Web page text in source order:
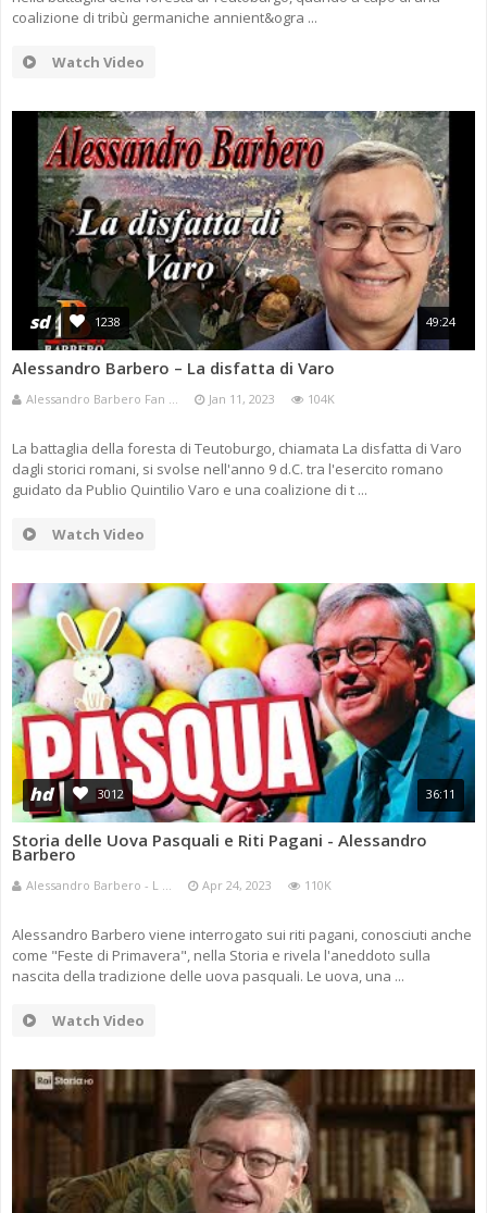
coalizione di tribù germaniche annient&ogra ...
Watch Video
sd 1238 49:24
Alessandro Barbero – La disfatta di Varo
Alessandro Barbero Fan ... Jan 11, 2023 104K
La battaglia della foresta di Teutoburgo, chiamata La disfatta di Varo
dagli storici romani, si svolse nell'anno 9 d.C. tra l'esercito romano
guidato da Publio Quintilio Varo e una coalizione di t ...
Watch Video
hd 3012 36:11
Storia delle Uova Pasquali e Riti Pagani - Alessandro
Barbero
Alessandro Barbero - L ... Apr 24, 2023 110K
Alessandro Barbero viene interrogato sui riti pagani, conosciuti anche
come "Feste di Primavera", nella Storia e rivela l'aneddoto sulla
nascita della tradizione delle uova pasquali. Le uova, una ...
Watch Video